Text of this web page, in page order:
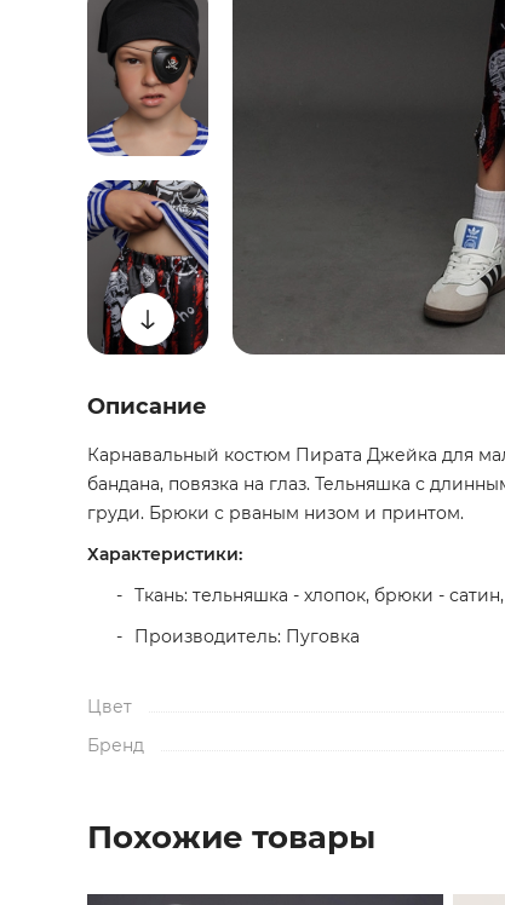
Описание
Карнавальный костюм Пирата Джейка для
бандана, повязка на глаз. Тельняшка с
груди. Брюки с рваным низом и принтом.
Характеристики:
Ткань: тельняшка - хлопок, брюки -
Производитель: Пуговка
Цвет
Бренд
Похожие товары